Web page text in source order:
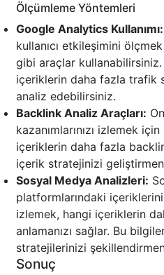
Ölçümleme Yöntemleri
Google Analytics Kullanımı:
kullanıcı etkileşimini
gibi araçlar
içeriklerin daha fazla trafik
analiz edebilirsiniz.
Backlink Analiz Araçları:
kazanımlarınızı izlemek
içeriklerin daha fazla
içerik stratejinizi
Sosyal Medya Analizleri:
platformlarındaki
izlemek, hangi içeriklerin
anlamanızı sağlar. Bu
stratejilerinizi
Sonuç